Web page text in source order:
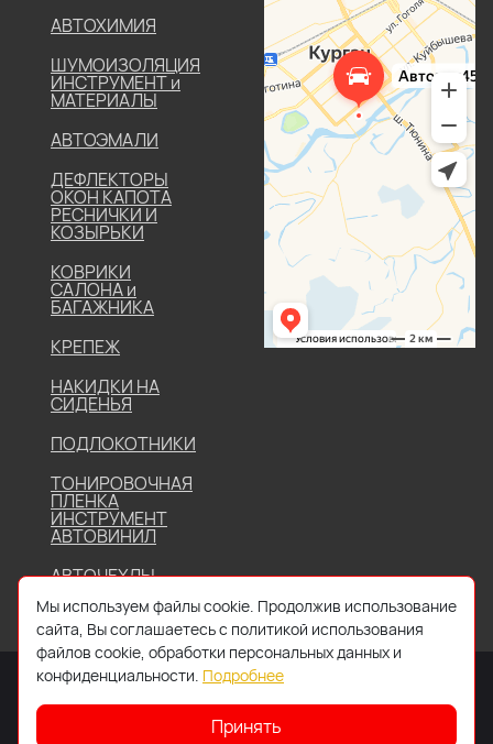
АВТОХИМИЯ
ШУМОИЗОЛЯЦИЯ
ИНСТРУМЕНТ и
МАТЕРИАЛЫ
АВТОЭМАЛИ
ДЕФЛЕКТОРЫ
ОКОН КАПОТА
РЕСНИЧКИ И
КОЗЫРЬКИ
КОВРИКИ
САЛОНА и
БАГАЖНИКА
КРЕПЕЖ
НАКИДКИ НА
СИДЕНЬЯ
ПОДЛОКОТНИКИ
ТОНИРОВОЧНАЯ
ПЛЕНКА
ИНСТРУМЕНТ
АВТОВИНИЛ
АВТОЧЕХЛЫ
Мы используем файлы cookie. Продолжив использование
сайта, Вы соглашаетесь с политикой использования
файлов cookie, обработки персональных данных и
конфиденциальности. Подробнее
Принять